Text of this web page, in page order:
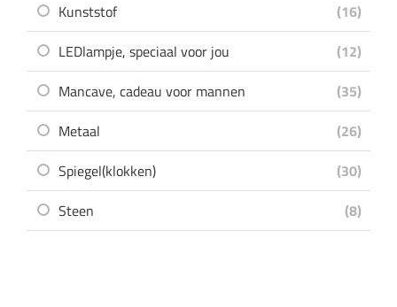
Kunststof
(16)
LEDlampje, speciaal voor jou
(12)
Mancave, cadeau voor mannen
(35)
Metaal
(26)
Spiegel(klokken)
(30)
Steen
(8)